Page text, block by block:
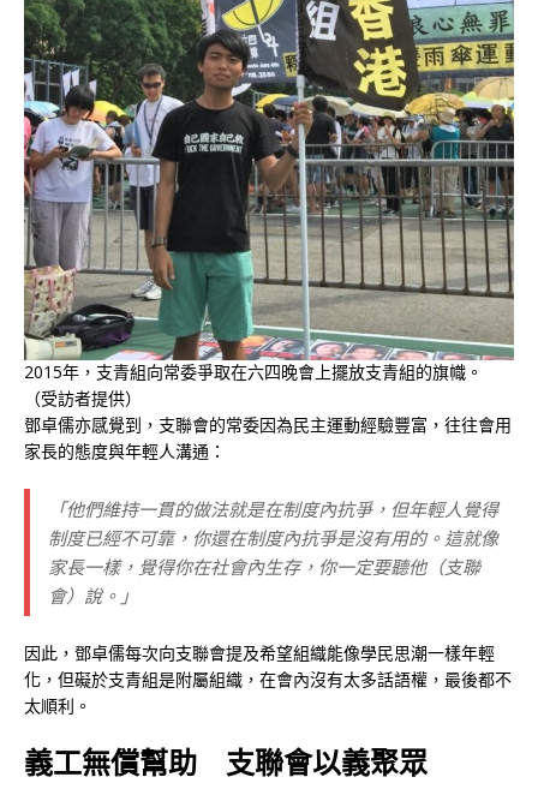
2015年，支青組向常委爭取在六四晚會上擺放支青組的旗幟。
（受訪者提供）
鄧卓儒亦感覺到，支聯會的常委因為民主運動經驗豐富，往往會用
家長的態度與年輕人溝通：
「他們維持一貫的做法就是在制度內抗爭，但年輕人覺得
制度已經不可靠，你還在制度內抗爭是沒有用的。這就像
家長一樣，覺得你在社會內生存，你一定要聽他（支聯
會）說。」
因此，鄧卓儒每次向支聯會提及希望組織能像學民思潮一樣年輕
化，但礙於支青組是附屬組織，在會內沒有太多話語權，最後都不
太順利。
義工無償幫助 支聯會以義聚眾